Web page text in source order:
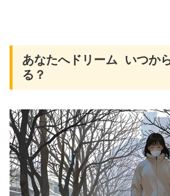
あなたへドリーム いつか
る？